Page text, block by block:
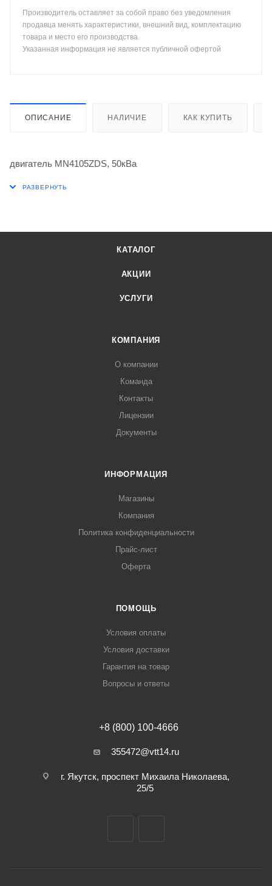
Производитель оставляет за собой право без уведомления
продавца менять характеристики, внешний вид, комплектацию
товара и место его производства.
Указанная информация не является публичной офертой
ОПИСАНИЕ НАЛИЧИЕ КАК КУПИТЬ
двигатель MN4105ZDS, 50кВа
КАТАЛОГ
АКЦИИ
УСЛУГИ
КОМПАНИЯ
О компании
Команда
Контакты
Лицензии
Документы
ИНФОРМАЦИЯ
Магазины
Компания
Политика конфиденциальности
Прайс-лист
Оферта
ПОМОЩЬ
Условия оплаты
Условия доставки
Гарантия на товар
Вопросы и ответы
+8 (800) 100-4666
355472@vtt14.ru
г. Якутск, проспект Михаила Николаева,
25/5